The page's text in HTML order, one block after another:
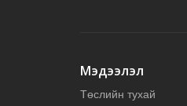
Мэдээлэл
Төслийн тухай